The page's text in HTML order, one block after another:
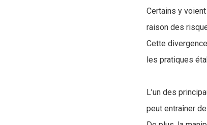
Certains y
raison des
Cette
les pratiques
L’un des
peut entraîner